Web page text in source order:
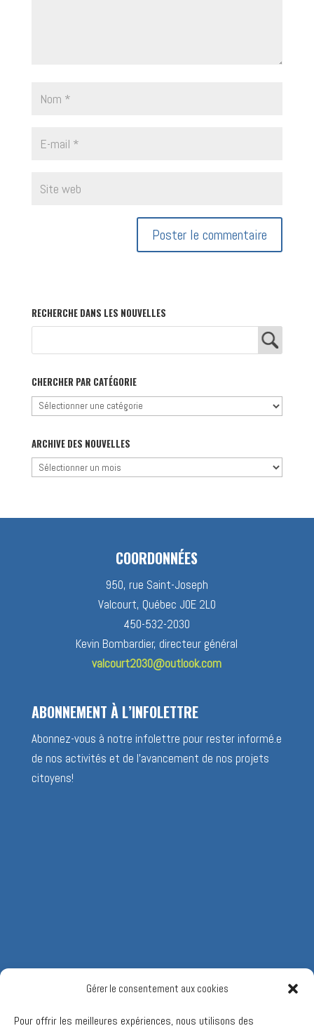
Gérer le consentement aux cookies
Pour offrir les meilleures expériences, nous utilisons des
RECHERCHE DANS LES NOUVELLES
CHERCHER PAR CATÉGORIE
Chercher
catégorie
ARCHIVE DES NOUVELLES
Archive
COORDONNÉES
950, rue Saint-Joseph
Valcourt, Québec J0E 2L0
450-532-2030
Kevin Bombardier, directeur général
valcourt2030@outlook.com
ABONNEMENT À L’INFOLETTRE
Abonnez-vous à notre infolettre pour rester informé.e
de nos activités et de l’avancement de nos projets
citoyens!